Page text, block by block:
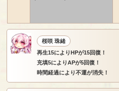
桜咲 珠緒
再生15によりHPが15回復！
充填5によりAPが5回復！
時間経過により不運が消失！